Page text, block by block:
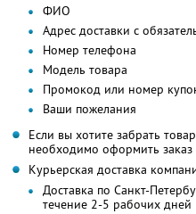
ФИО
Адрес доставки с
Номер телефона
Модель товара
Промокод или номер
Ваши пожелания
Если вы хотите забрать
необходимо оформить заказ
Курьерская доставка
Доставка по Санкт-
течение 2-5 рабочих дней